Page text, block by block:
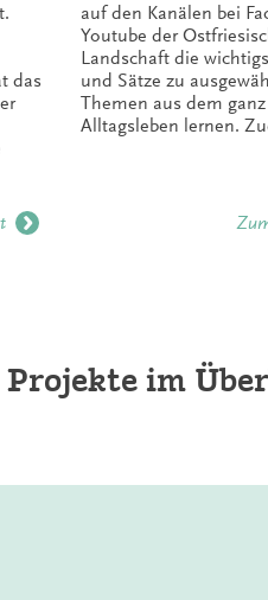
das
auf den Kanälen bei
Youtube der
Landschaft die
und Sätze zu
Themen aus dem
Alltagsleben lernen.
im